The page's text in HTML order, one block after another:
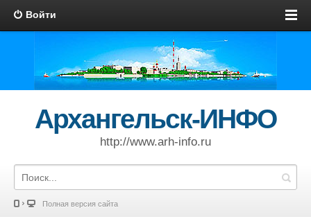
Войти
Архангельск-ИНФО
http://www.arh-info.ru
Полная версия сайта